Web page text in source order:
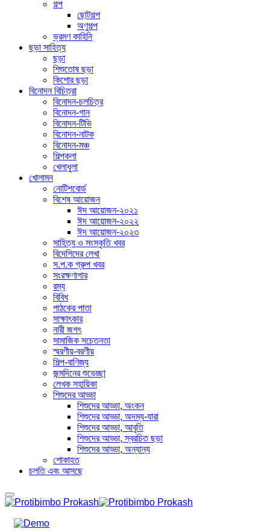
গল্প
ছোটগল্প
অণুগল্প
ভ্রমণ কাহিনি
ছড়া সাহিত্য
ছড়া
শিশুতোষ ছড়া
কিশোর ছড়া
বিনোদন বিচিত্রা
বিনোদন-চলচিত্র
বিনোদন-গান
বিনোদন-টিভি
বিনোদন-নাটক
বিনোদন-মঞ্চ
শিল্পকলা
খেলাধুলা
খোলামন
নোটিশবোর্ড
বিশেষ আয়োজন
ঈদ আয়োজন-২০২১
ঈদ আয়োজন-২০২২
ঈদ আয়োজন-২০২৩
সাহিত্য ও সংস্কৃতি খবর
বিদেশিদের লেখা
স.প.ক গ্রুপ খবর
সংরক্ষণাগার
রম্য
বিবিধ
পাঠকের পাতা
সাক্ষাৎকার
নারী জগৎ
সামাজিক সচেতনতা
স্মরণীয়-বরণীয়
শিল্প-বাণিজ্য
জন্মদিনের শুভেচ্ছা
লেখক সহায়িকা
শিশুদের আড্ডা
শিশুদের আড্ডা, অংকন
শিশুদের আড্ডা, অদম্য-যারা
শিশুদের আড্ডা, আবৃতি
শিশুদের আড্ডা, স্বরচিত ছড়া
শিশুদের আড্ডা, অন্যান্য
শোকাহত
চলতি এবং আসছে